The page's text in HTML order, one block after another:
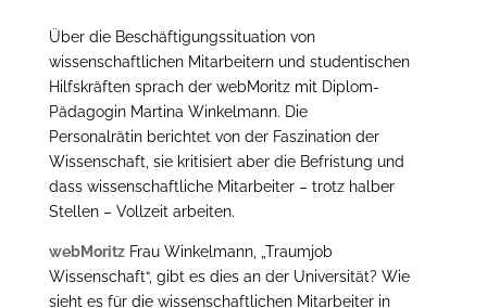
Über die Beschäftigungssituation von
wissenschaftlichen Mitarbeitern und studentischen
Hilfskräften sprach der webMoritz mit Diplom-
Pädagogin Martina Winkelmann. Die
Personalrätin berichtet von der Faszination der
Wissenschaft, sie kritisiert aber die Befristung und
dass wissenschaftliche Mitarbeiter – trotz halber
Stellen – Vollzeit arbeiten.
webMoritzFrau Winkelmann, „Traumjob
Wissenschaft“, gibt es dies an der Universität? Wie
sieht es für die wissenschaftlichen Mitarbeiter in